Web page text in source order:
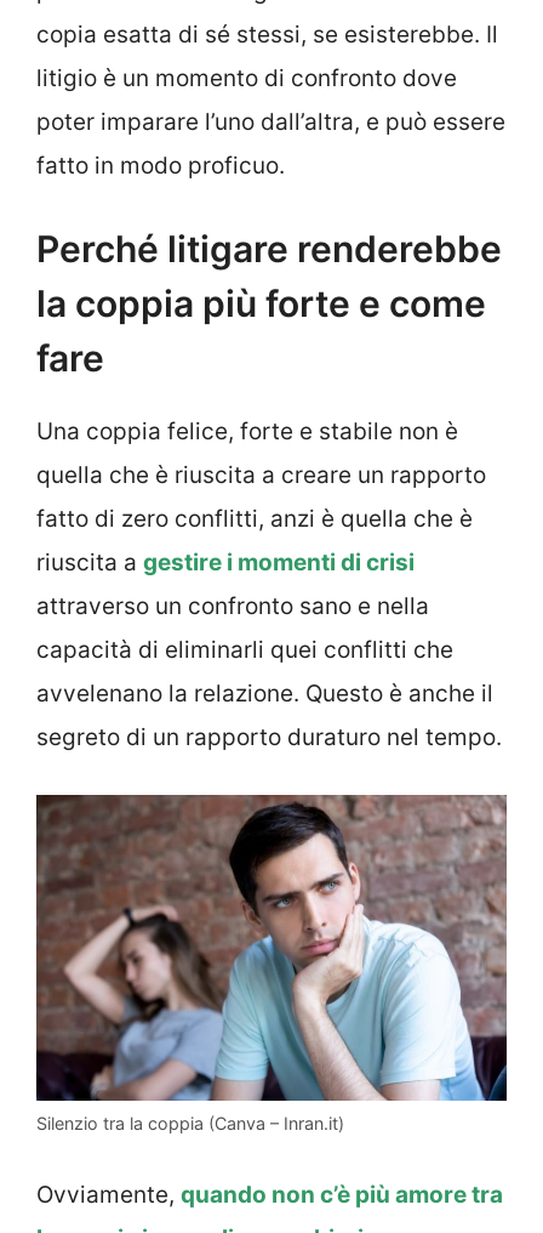
copia esatta di sé stessi, se esisterebbe. Il
litigio è un momento di confronto dove
poter imparare l’uno dall’altra, e può essere
fatto in modo proficuo.
Perché litigare renderebbe
la coppia più forte e come
fare
Una coppia felice, forte e stabile non è
quella che è riuscita a creare un rapporto
fatto di zero conflitti, anzi è quella che è
riuscita a gestire i momenti di crisi
attraverso un confronto sano e nella
capacità di eliminarli quei conflitti che
avvelenano la relazione. Questo è anche il
segreto di un rapporto duraturo nel tempo.
Silenzio tra la coppia (Canva – Inran.it)
Ovviamente, quando non c’è più amore tra